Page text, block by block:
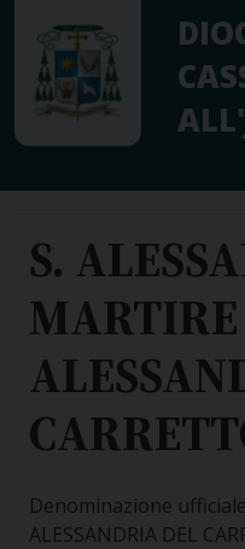
content
S.
MARTIRE
Denominazione
ALESSANDRIA DEL